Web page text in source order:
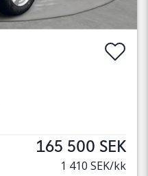
165 500 SEK
1 410 SEK/kk